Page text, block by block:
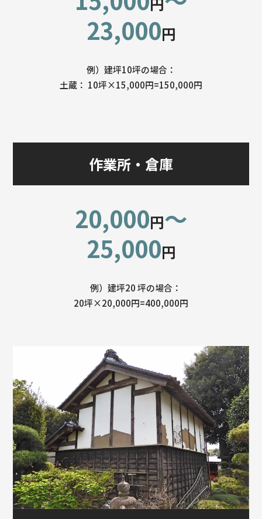
23,000円
例）建坪10坪の場合：
土蔵： 10坪×15,000円=150,000円
作業所・倉庫
20,000円〜
25,000円
例）建坪20 坪の場合：
20坪×20,000円=400,000円